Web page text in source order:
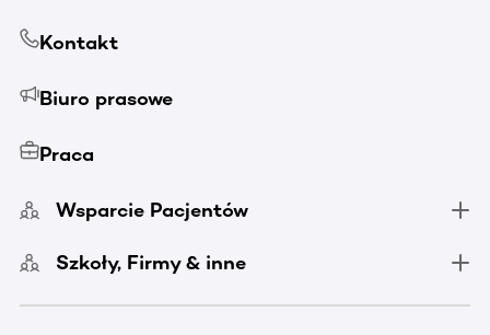
Kontakt
Biuro prasowe
Praca
Wsparcie Pacjentów
Szkoły, Firmy & inne